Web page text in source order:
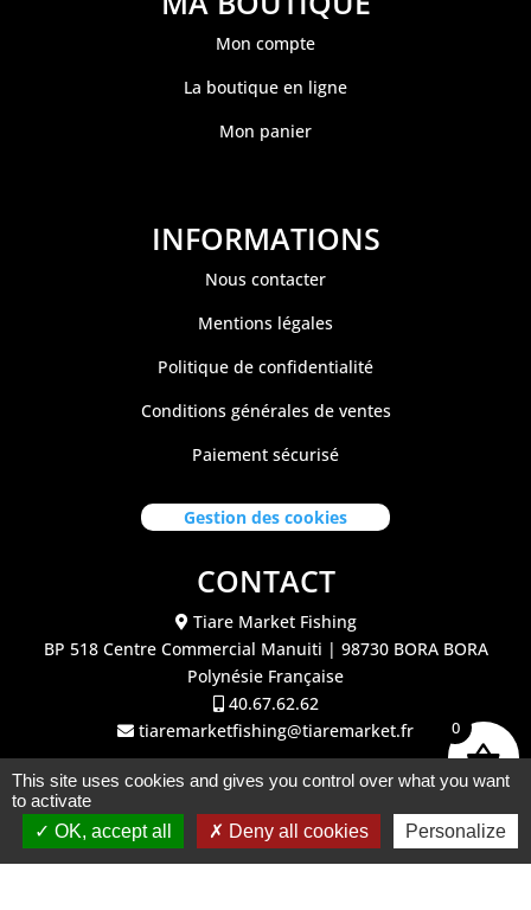
Mon compte
La boutique en ligne
Mon panier
INFORMATIONS
Nous contacter
Mentions légales
Politique de confidentialité
Conditions générales de ventes
Paiement sécurisé
Gestion des cookies
CONTACT
Tiare Market Fishing
BP 518 Centre Commercial Manuiti | 98730 BORA BORA
Polynésie Française
40.67.62.62
tiaremarketfishing@tiaremarket.fr
0
This site uses cookies and gives you control over what you want
to activate
OK, accept all
Deny all cookies Personalize